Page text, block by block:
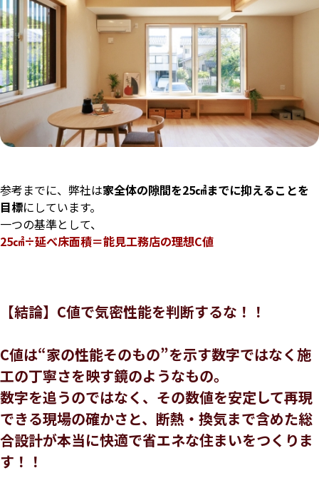
参考までに、弊社は家全体の隙間を25㎠までに抑えることを
目標にしています。
一つの基準として、
25㎠÷延べ床面積＝能見工務店の理想C値
【結論】C値で気密性能を判断するな！！
C値は“家の性能そのもの”を示す数字ではなく施
工の丁寧さを映す鏡のようなもの。
数字を追うのではなく、 その数値を安定して再現
できる現場の確かさと、 断熱・換気まで含めた総
合設計が本当に快適で省エネな住まいをつくりま
す！！